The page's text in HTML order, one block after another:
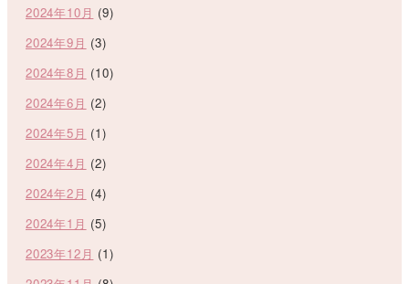
2024年10月 (9)
2024年9月 (3)
2024年8月 (10)
2024年6月 (2)
2024年5月 (1)
2024年4月 (2)
2024年2月 (4)
2024年1月 (5)
2023年12月 (1)